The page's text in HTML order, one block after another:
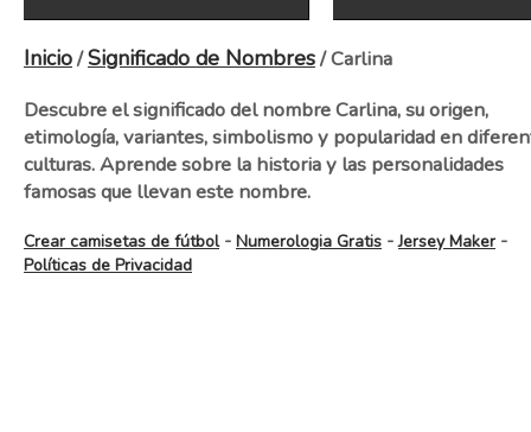
Inicio/Significado de Nombres/ Carlina
Descubre el significado del nombre Carlina, su origen,
etimología, variantes, simbolismo y popularidad en
culturas. Aprende sobre la historia y las personalidades
famosas que llevan este nombre.
Crear camisetas de fútbol- Numerologia Gratis -Jersey Maker-
Políticas de Privacidad